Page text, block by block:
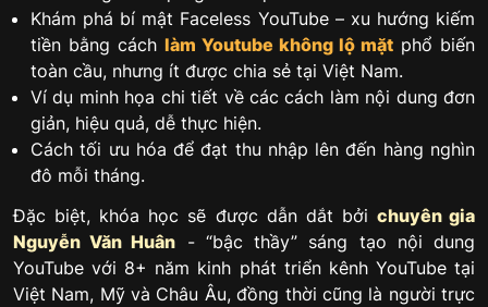
Khám phá bí mật Faceless YouTube – xu hướng kiếm
tiền bằng cách làm Youtube không lộ mặt phổ biến
toàn cầu, nhưng ít được chia sẻ tại Việt Nam.
Ví dụ minh họa chi tiết về các cách làm nội dung đơn
giản, hiệu quả, dễ thực hiện.
Cách tối ưu hóa để đạt thu nhập lên đến hàng nghìn
đô mỗi tháng.
Đặc biệt, khóa học sẽ được dẫn dắt bởi chuyên gia
Nguyễn Văn Huân - “bậc thầy” sáng tạo nội dung
YouTube với 8+ năm kinh phát triển kênh YouTube tại
Việt Nam, Mỹ và Châu Âu, đồng thời cũng là người trực